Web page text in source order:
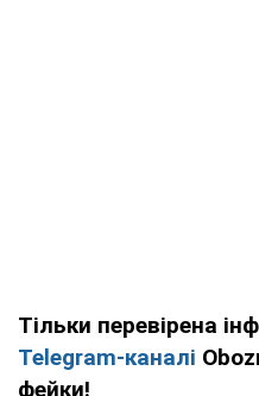
Тільки перевірена
Telegram-каналі
фейки!